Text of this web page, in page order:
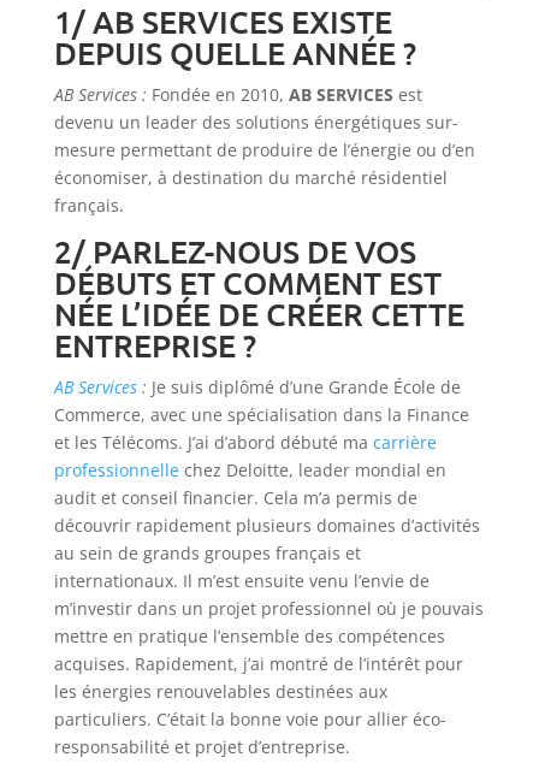
1/ AB SERVICES EXISTE
DEPUIS QUELLE ANNÉE ?
AB Services : Fondée en 2010, AB SERVICES est
devenu un leader des solutions énergétiques sur-
mesure permettant de produire de l’énergie ou d’en
économiser, à destination du marché résidentiel
français.
2/ PARLEZ-NOUS DE VOS
DÉBUTS ET COMMENT EST
NÉE L’IDÉE DE CRÉER CETTE
ENTREPRISE ?
AB Services: Je suis diplômé d’une Grande École de
Commerce, avec une spécialisation dans la Finance
et les Télécoms. J’ai d’abord débuté ma carrière
professionnellechez Deloitte, leader mondial en
audit et conseil financier. Cela m’a permis de
découvrir rapidement plusieurs domaines d’activités
au sein de grands groupes français et
internationaux. Il m’est ensuite venu l’envie de
m’investir dans un projet professionnel où je pouvais
mettre en pratique l’ensemble des compétences
acquises. Rapidement, j’ai montré de l’intérêt pour
les énergies renouvelables destinées aux
particuliers. C’était la bonne voie pour allier éco-
responsabilité et projet d’entreprise.